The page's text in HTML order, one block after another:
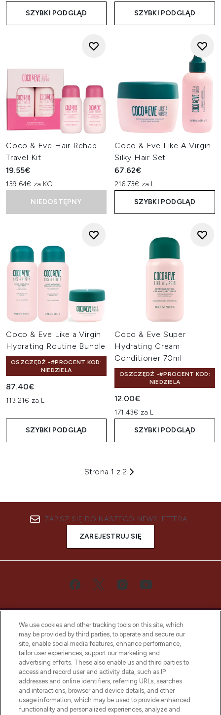
SZYBKI PODGLĄD SZYBKI PODGLĄD
Coco & Eve Hair Rehab
Travel Kit
19.55€
139.64€ za KG
NIEDOSTĘPNY
Coco & Eve Like A Virgin
Silky Hair Set
67.62€
216.73€ za L
SZYBKI PODGLĄD
Coco & Eve Like a Virgin
Hydrating Routine Bundle
OSZCZĘDŹ -#PROCENT KOD:
NIEDZIELA
87.40€
113.21€ za L
SZYBKI PODGLĄD
Coco & Eve Super
Hydrating Cream
Conditioner 70ml
OSZCZĘDŹ -#PROCENT KOD:
NIEDZIELA
12.00€
171.43€ za L
SZYBKI PODGLĄD
Strona 1 z 2
ZAPISZ SIĘ DO NASZEGO NEWSLETTERA
ZAREJESTRUJ SIĘ
Bądź pierwszą osobą, która dowie się o
najnowszych produktach, od niszowych i
uznanych marek, sezonowych trendach i
otrzyma ekskluzywne artykuły redakcyjne
z Sunday Supplement.
We use cookies and other tracking tools on this site, which
may be provided by third parties, to operate and secure our
site, enable social media features, enhance performance,
tailor user experiences, support our marketing and
advertising efforts. These also enable us and third parties to
access and record user and activity data, such as IP
addresses and online identifiers, referring URLs, searches
and interactions, browser and device details, and other
usage information, which may be used to provide enhanced
functionality and personalized experiences, analyze and